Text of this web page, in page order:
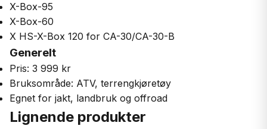
X-Box-95
X-Box-60
X HS-X-Box 120 for CA-30/CA-30-B
Generelt
Pris: 3 999 kr
Bruksområde: ATV, terrengkjøretøy
Egnet for jakt, landbruk og offroad
Lignende produkter